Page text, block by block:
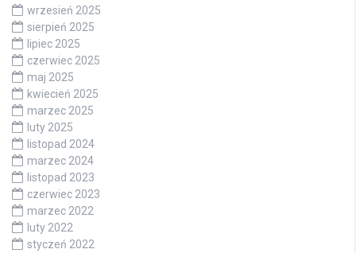
wrzesień 2025
sierpień 2025
lipiec 2025
czerwiec 2025
maj 2025
kwiecień 2025
marzec 2025
luty 2025
listopad 2024
marzec 2024
listopad 2023
czerwiec 2023
marzec 2022
luty 2022
styczeń 2022